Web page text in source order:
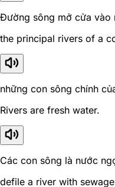
Đường sông mở cửa vào
the principal rivers of a
những con sông chính
Rivers are fresh water.
Các con sông là nước
defile a river with